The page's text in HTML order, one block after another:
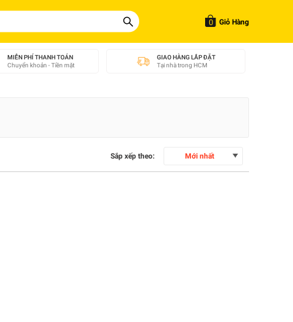
0 Giỏ Hàng
MIỄN PHÍ THANH TOÁN
Chuyển khoản - Tiền mặt
GIAO HÀNG LẮP ĐẶT
Tại nhà trong HCM
Sắp xếp theo: Mới nhất